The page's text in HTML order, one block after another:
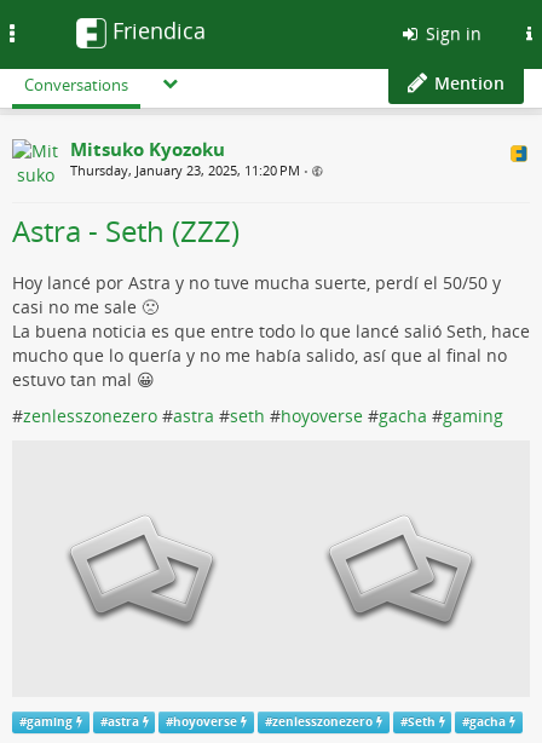
Friendica Sign in
Conversations Mention
Mitsuko Kyozoku
Thursday, January 23, 2025, 11:20 PM •
Astra - Seth (ZZZ)
Hoy lancé por Astra y no tuve mucha suerte, perdí el 50/50 y
casi no me sale 🙁
La buena noticia es que entre todo lo que lancé salió Seth, hace
mucho que lo quería y no me había salido, así que al final no
estuvo tan mal 😀
#zenlesszonezero #astra #seth #hoyoverse #gacha #gaming
#gaming #astra #hoyoverse #zenlesszonezero #Seth #gacha